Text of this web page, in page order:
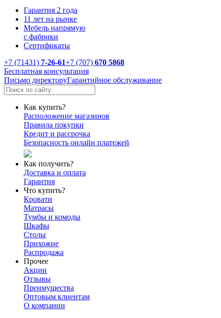
Гарантия 2 года
11 лет на рынке
Мебель напрямую
с фабрики
Сертификаты
+7 (71431) 7-26-61+7 (707) 670 5868
Бесплатная консультация
Письмо директоруГарантийное обслуживание
Как купить?
Расположение магазинов
Правила покупки
Кредит и рассрочка
Безопасность онлайн платежей
Как получить?
Доставка и оплата
Гарантия
Что купить?
Кровати
Матрасы
Тумбы и комоды
Шкафы
Столы
Прихожие
Распродажа
Прочее
Акции
Отзывы
Преимущества
Оптовым клиентам
О компании